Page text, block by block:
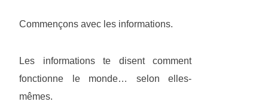
Commençons avec les informations.
Les informations te disent comment
fonctionne le monde… selon elles-
mêmes.